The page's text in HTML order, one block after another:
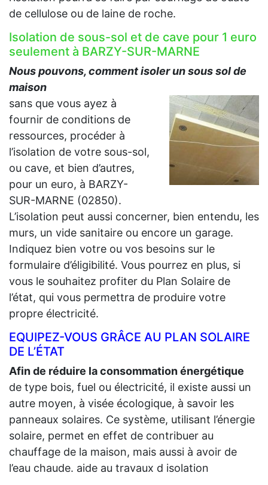
de cellulose ou de laine de roche.
Isolation de sous-sol et de cave pour 1 euro
seulement à BARZY-SUR-MARNE
Nous pouvons, comment isoler un sous sol de
maison
sans que vous ayez à
fournir de conditions de
ressources, procéder à
l’isolation de votre sous-sol,
ou cave, et bien d’autres,
pour un euro, à BARZY-
SUR-MARNE (02850).
L’isolation peut aussi concerner, bien entendu, les
murs, un vide sanitaire ou encore un garage.
Indiquez bien votre ou vos besoins sur le
formulaire d’éligibilité. Vous pourrez en plus, si
vous le souhaitez profiter du Plan Solaire de
l’état, qui vous permettra de produire votre
propre électricité.
EQUIPEZ-VOUS GRÂCE AU PLAN SOLAIRE
DE L’ÉTAT
Afin de réduire la consommation énergétique
de type bois, fuel ou électricité, il existe aussi un
autre moyen, à visée écologique, à savoir les
panneaux solaires. Ce système, utilisant l’énergie
solaire, permet en effet de contribuer au
chauffage de la maison, mais aussi à avoir de
l’eau chaude. aide au travaux d isolation